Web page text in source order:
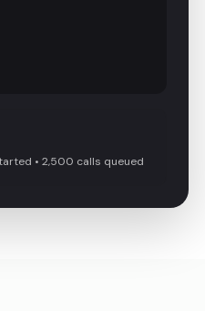
• 2,500 calls queued